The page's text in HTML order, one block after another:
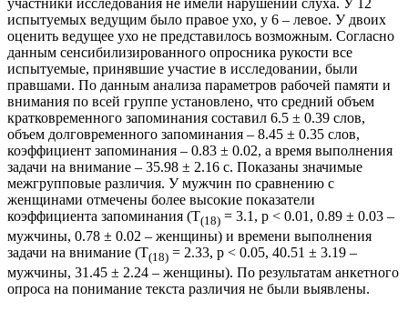
испытуемых ведущим было правое ухо, у 6 – левое. У двоих
оценить ведущее ухо не представилось возможным. Согласно
данным сенсибилизированного опросника рукости все
испытуемые, принявшие участие в исследовании, были
правшами. По данным анализа параметров рабочей памяти и
внимания по всей группе установлено, что средний объем
кратковременного запоминания составил 6.5 ± 0.39 слов,
объем долговременного запоминания – 8.45 ± 0.35 слов,
коэффициент запоминания – 0.83 ± 0.02, а время выполнения
задачи на внимание – 35.98 ± 2.16 с. Показаны значимые
межгрупповые различия. У мужчин по сравнению с
женщинами отмечены более высокие показатели
коэффициента запоминания (T(18) = 3.1, p < 0.01, 0.89 ± 0.03 –
мужчины, 0.78 ± 0.02 – женщины) и времени выполнения
задачи на внимание (T(18) = 2.33, p < 0.05, 40.51 ± 3.19 –
мужчины, 31.45 ± 2.24 – женщины). По результатам анкетного
опроса на понимание текста различия не были выявлены.